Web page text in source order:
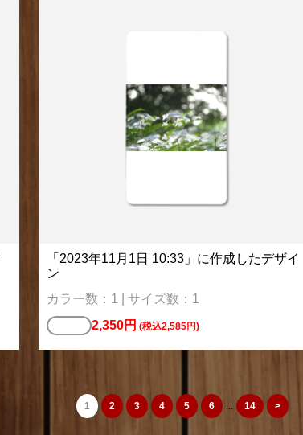
「2023年11月1日 10:33」に作成したデザイ
ン
カラー数：1 | サイズ数：1
2,350円 (税込2,585円)
1 2 3 4 5 6 ... 14 >